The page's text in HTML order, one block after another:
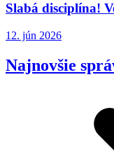
Slabá disciplína!
12. jún 2026
Najnovšie